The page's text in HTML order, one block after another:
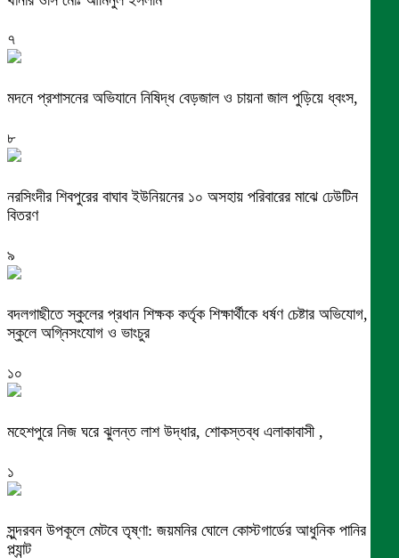
৭
মদনে প্রশাসনের অভিযানে নিষিদ্ধ বেড়জাল ও চায়না জাল পুড়িয়ে ধ্বংস,
৮
নরসিংদীর শিবপুরের বাঘাব ইউনিয়নের ১০ অসহায় পরিবারের মাঝে ঢেউটিন
বিতরণ
৯
বদলগাছীতে স্কুলের প্রধান শিক্ষক কর্তৃক শিক্ষার্থীকে ধর্ষণ চেষ্টার অভিযোগ,
স্কুলে অগ্নিসংযোগ ও ভাংচুর
১০
মহেশপুরে নিজ ঘরে ঝুলন্ত লাশ উদ্ধার, শোকস্তব্ধ এলাকাবাসী ,
১
সুন্দরবন উপকূলে মেটবে তৃষ্ণা: জয়মনির ঘোলে কোস্টগার্ডের আধুনিক পানির
প্ল্যান্ট